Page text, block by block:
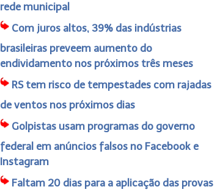
rede municipal
Com juros altos, 39% das indústrias
brasileiras preveem aumento do
endividamento nos próximos três meses
RS tem risco de tempestades com rajadas
de ventos nos próximos dias
Golpistas usam programas do governo
federal em anúncios falsos no Facebook e
Instagram
Faltam 20 dias para a aplicação das provas